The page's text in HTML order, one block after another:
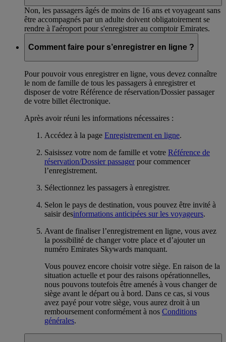
Non, les passagers âgés de moins de 16 ans et voyageant sans
être accompagnés par un adulte doivent obligatoirement se
rendre à l'aéroport pour s'enregistrer au comptoir Emirates.
Comment faire pour s’enregistrer en ligne ?
Pour pouvoir vous enregistrer en ligne, vous devez connaître
le nom de famille de tous les passagers à enregistrer et
disposer de votre Référence de réservation/Dossier passager
de votre billet électronique.
Après avoir réuni les informations nécessaires :
Accédez à la page Enregistrement en ligne.
Saisissez votre nom de famille et votre Référence de
réservation/Dossier passagerpour commencer
l’enregistrement.
Sélectionnez les passagers à enregistrer.
Selon le pays de destination, vous pouvez être invité à
saisir desinformations anticipées sur les voyageurs.
Avant de finaliser l’enregistrement en ligne, vous avez
la possibilité de changer votre place et d’ajouter un
numéro Emirates Skywards manquant.
Vous pouvez encore choisir votre siège. En raison de la
situation actuelle et pour des raisons opérationnelles,
nous pouvons toutefois être amenés à vous changer de
siège avant le départ ou à bord. Dans ce cas, si vous
avez payé pour votre siège, vous aurez droit à un
remboursement conformément à nos Conditions
générales.